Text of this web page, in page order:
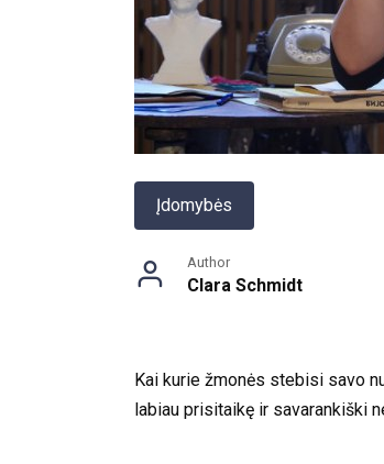
Įdomybės
Author
Clara Schmidt
Kai kurie žmonės stebisi savo
labiau prisitaikę ir savarankiški